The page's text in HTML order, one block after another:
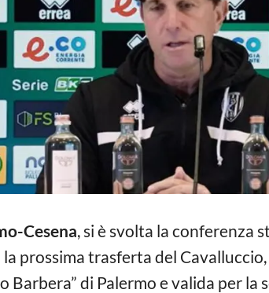
Cesena, si è svolta la conferenza
prossima trasferta del
Barbera” di Palermo e valida per